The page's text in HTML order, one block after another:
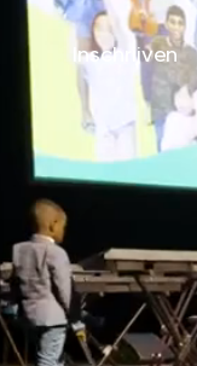
Inschrijven